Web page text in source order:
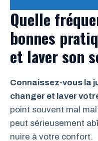
Quelle
bonnes
et laver son
Connaissez-vous la
changer et laver
point souvent mal
peut sérieusement
nuire à votre confort.